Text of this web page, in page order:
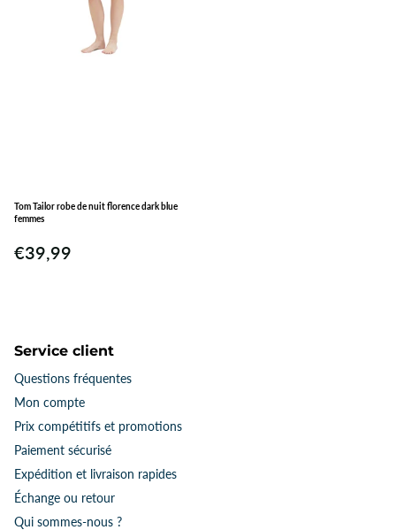
Tom Tailor robe de nuit florence dark blue
femmes
€39,99
Service client
Questions fréquentes
Mon compte
Prix ​​compétitifs et promotions
Paiement sécurisé
Expédition et livraison rapides
Échange ou retour
Qui sommes-nous ?